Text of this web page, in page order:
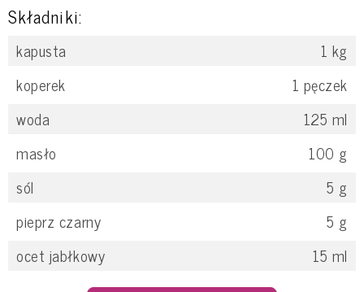
Składniki:
kapusta 1 kg
koperek
1 pęczek
woda
125 ml
masło
100 g
sól
5 g
pieprz czarny
5 g
ocet jabłkowy
15 ml